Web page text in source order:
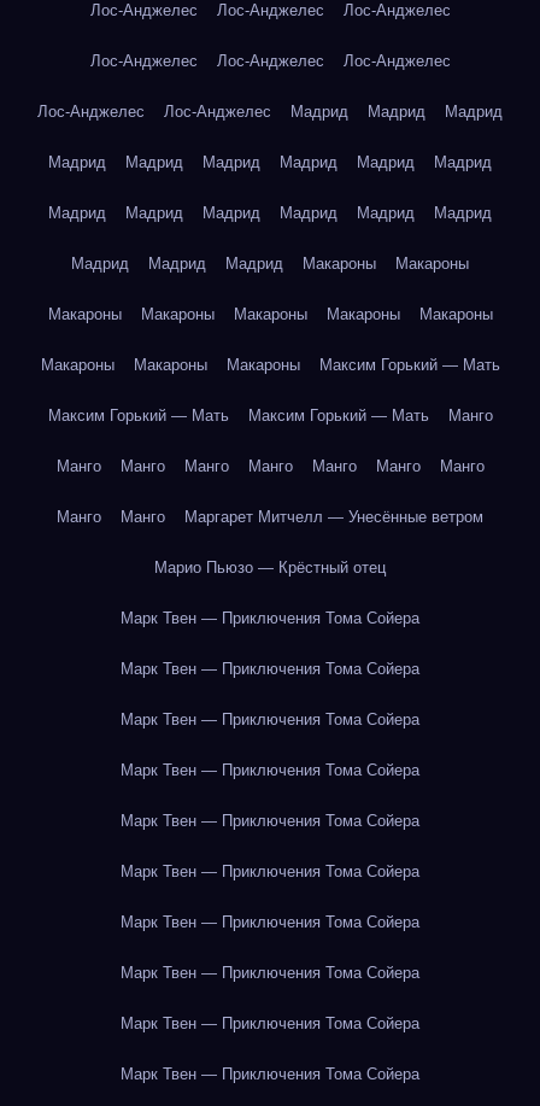
Лос-Анджелес Лос-Анджелес Лос-Анджелес
Лос-Анджелес Лос-Анджелес Лос-Анджелес
Лос-Анджелес Лос-Анджелес Мадрид Мадрид Мадрид
Мадрид Мадрид Мадрид Мадрид Мадрид Мадрид
Мадрид Мадрид Мадрид Мадрид Мадрид Мадрид
Мадрид Мадрид Мадрид Макароны Макароны
Макароны Макароны Макароны Макароны Макароны
Макароны Макароны Макароны Максим Горький — Мать
Максим Горький — Мать Максим Горький — Мать Манго
Манго Манго Манго Манго Манго Манго Манго
Манго Манго Маргарет Митчелл — Унесённые ветром
Марио Пьюзо — Крёстный отец
Марк Твен — Приключения Тома Сойера
Марк Твен — Приключения Тома Сойера
Марк Твен — Приключения Тома Сойера
Марк Твен — Приключения Тома Сойера
Марк Твен — Приключения Тома Сойера
Марк Твен — Приключения Тома Сойера
Марк Твен — Приключения Тома Сойера
Марк Твен — Приключения Тома Сойера
Марк Твен — Приключения Тома Сойера
Марк Твен — Приключения Тома Сойера